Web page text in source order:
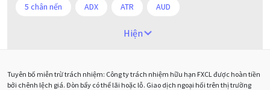
5 chân nến ADX ATR AUD
Android
Bảng Anh Bảng lương phi nông nghiệp CAD
Hiện
Tuyên bố miễn trừ trách nhiệm: Công ty trách nhiệm hữu hạn FXCL được hoàn tiền
bởi chênh lệch giá. Đòn bẩy có thể lãi hoặc lỗ. Giao dịch ngoại hối trên thị trường